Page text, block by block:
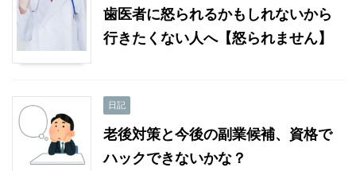
歯医者に怒られるかもしれないから
行きたくない人へ【怒られません】
日記
老後対策と今後の副業候補、資格で
ハックできないかな？